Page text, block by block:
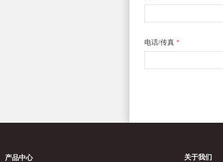
电话/传真 *
产品中心 关于我们